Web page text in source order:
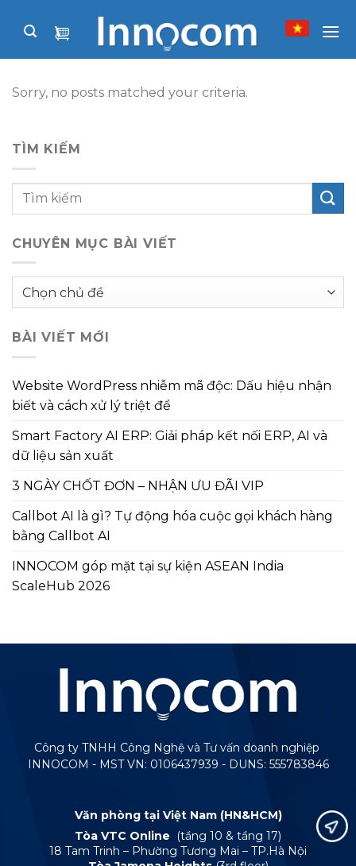
Sorry, no posts matched your criteria.
TÌM KIẾM
CHUYÊN MỤC BÀI VIẾT
Chuyên
viết
BÀI VIẾT MỚI
Website WordPress nhiễm mã độc: Dấu hiệu nhận
biết và cách xử lý triệt để
Smart Factory AI ERP: Giải pháp kết nối ERP, AI và
dữ liệu sản xuất
3 NGÀY CHỐT ĐƠN – NHẬN ƯU ĐÃI VIP
Callbot AI là gì? Tự động hóa cuộc gọi khách hàng
bằng Callbot AI
INNOCOM góp mặt tại sự kiện ASEAN India
ScaleHub 2026
Công ty TNHH Công Nghệ và Tư vấn doanh nghiệp
INNOCOM - MST VN: 0106437939 - DUNS: 555783846
Văn phòng tại Việt Nam (HN&HCM)
Tòa VTC Online
(tầng 10 & tầng 17)
18 Tam Trinh – Phường Tương Mai – TP.Hà Nội